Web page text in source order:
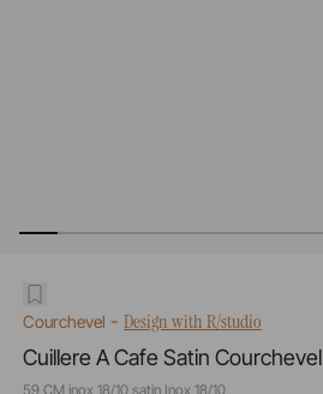
Courchevel - Design with R/studio
Cuillere A Cafe Satin Courchevel
59 CM inox 18/10 satin Inox 18/10